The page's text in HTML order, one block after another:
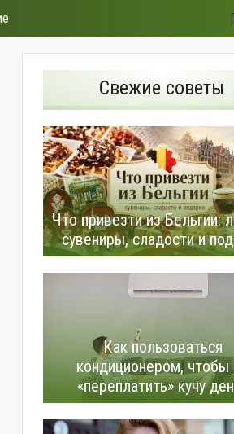
Свежие советы
Что привезти из Бельгии:
сувениры, сладости и
Как пользоваться
кондиционером, чтобы
«переплатить» кучу